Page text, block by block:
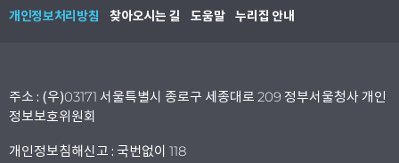
개인정보처리방침 찾아오시는 길 도움말 누리집 안내
주소 : (우)03171 서울특별시 종로구 세종대로 209 정부서울청사 개인
정보보호위원회
개인정보침해신고 : 국번없이 118